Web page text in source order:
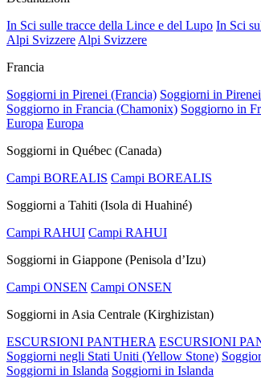
In Sci sulle tracce della Lince e del Lupo In Sci
Alpi Svizzere Alpi Svizzere
Francia
Soggiorni in Pirenei (Francia) Soggiorni in
Soggiorno in Francia (Chamonix) Soggiorno in
Europa Europa
Soggiorni in Québec (Canada)
Campi BOREALIS Campi BOREALIS
Soggiorni a Tahiti (Isola di Huahiné)
Campi RAHUI Campi RAHUI
Soggiorni in Giappone (Penisola d’Izu)
Campi ONSEN Campi ONSEN
Soggiorni in Asia Centrale (Kirghizistan)
ESCURSIONI PANTHERA ESCURSIONI
Soggiorni negli Stati Uniti (Yellow Stone)
Soggiorni in Islanda Soggiorni in Islanda